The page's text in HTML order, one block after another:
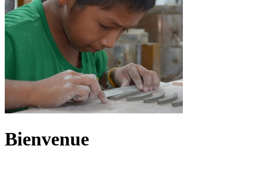
Bienvenue